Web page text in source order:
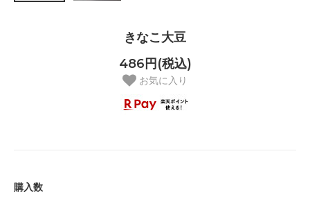
きなこ大豆
486円(税込)
お気に入り
購入数